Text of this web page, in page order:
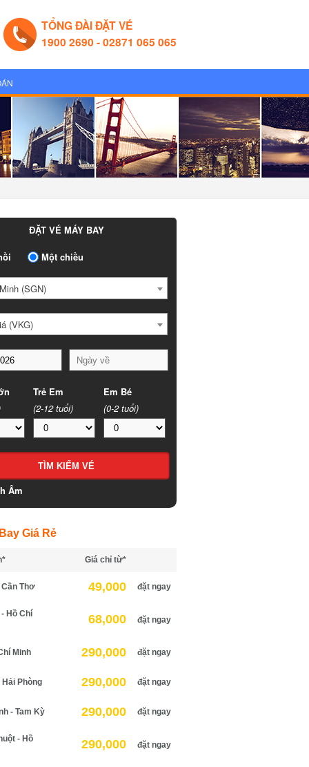
TỔNG ĐÀI ĐẶT VÉ
1900 2690 - 02871 065 065
ĐẶT VÉ MÁY BAY
Một chiều
(SGN)
(VKG)
Trẻ Em
(2-12 tuổi)
Em Bé
(0-2 tuổi)
Âm
Giá Rẻ
Giá chỉ từ*
Thơ 49,000 đặt ngay
Hồ Chí
68,000 đặt ngay
Minh 290,000 đặt ngay
Phòng 290,000 đặt ngay
- Tam Kỳ 290,000 đặt ngay
- Hồ
290,000 đặt ngay